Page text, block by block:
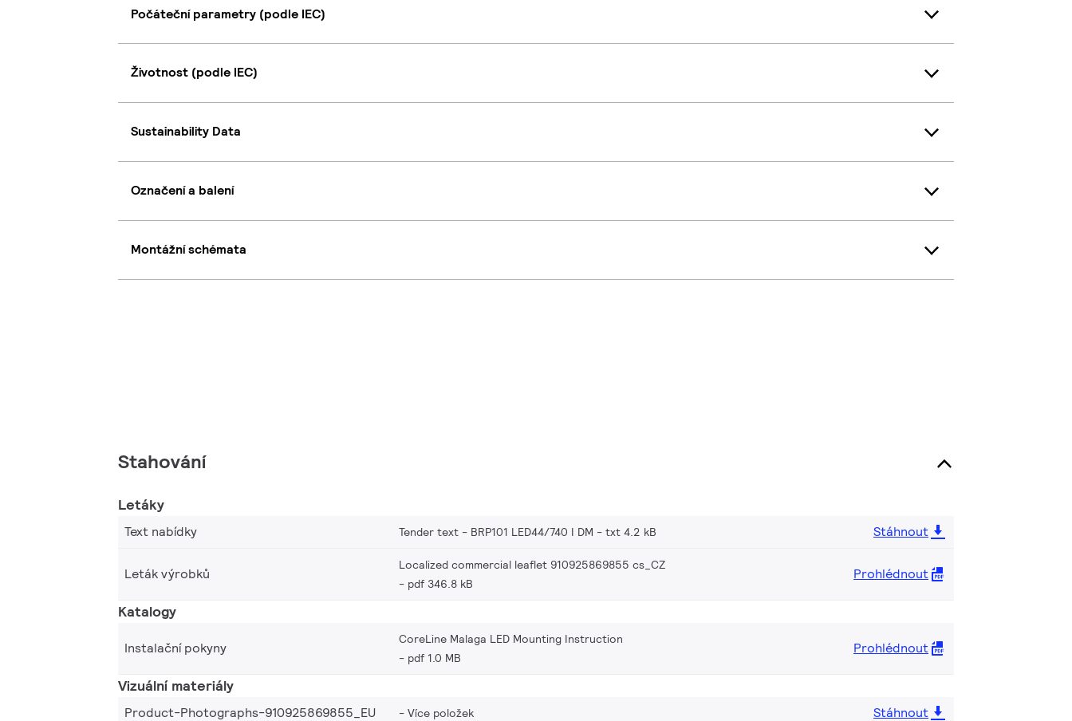
Počáteční parametry (podle IEC)
Životnost (podle IEC)
Sustainability Data
Označení a balení
Montážní schémata
Stahování
Letáky
Text nabídky Tender text - BRP101 LED44/740 I DM txt 4.2 kB Stáhnout
Leták výrobků
Localized commercial leaflet 910925869855 cs_CZ
pdf 346.8 kB
Prohlédnout
Katalogy
Instalační pokyny
CoreLine Malaga LED Mounting Instruction
pdf 1.0 MB
Prohlédnout
Vizuální materiály
Product-Photographs-910925869855_EU Více položek
Stáhnout